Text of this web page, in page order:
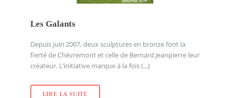
Les Galants
Depuis juin 2007, deux sculptures en bronze font la
fierté de Chèvremont et celle de Bernard Jeanpierre leur
créateur. L’initiative marque à la fois (...)
LIRE LA SUITE